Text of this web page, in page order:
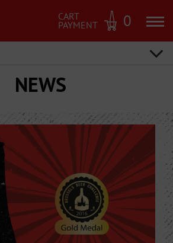
CART
PAYMENT 0
NEWS